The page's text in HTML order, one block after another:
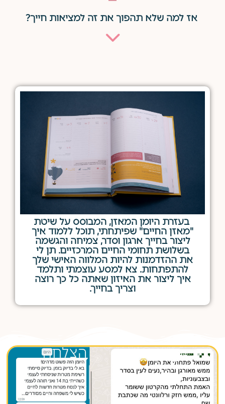
אז למה שלא תהפוך את זה למציאות חייך?
בעזרת היומן המאזן, המבוסס על שיטת
"מאזן החיים" שפיתחתי, תוכל ללמוד איך
ליצור בחייך ארגון וסדר, צמיחה והגשמה
בשלושת תחומי החיים המרכזיים. תן לי
את ההזדמנות להיות המלווה האישי שלך
להתפתחות. צא למסע עוצמתי ותלמד
איך ליצור את האיזון שאתה כל כך רוצה
וצריך בחייך.